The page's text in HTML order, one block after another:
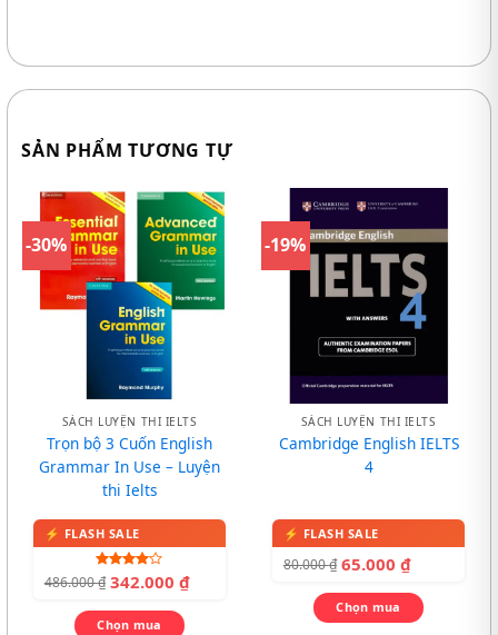
SẢN PHẨM TƯƠNG TỰ
-30%
SÁCH LUYỆN THI IELTS
Trọn bộ 3 Cuốn English
Grammar In Use – Luyện
thi Ielts
Được
xếp hạng
sao
486.000₫ 342.000 ₫
Chọn mua
-19%
SÁCH LUYỆN THI IELTS
Cambridge English IELTS
4
80.000₫ 65.000 ₫
Chọn mua